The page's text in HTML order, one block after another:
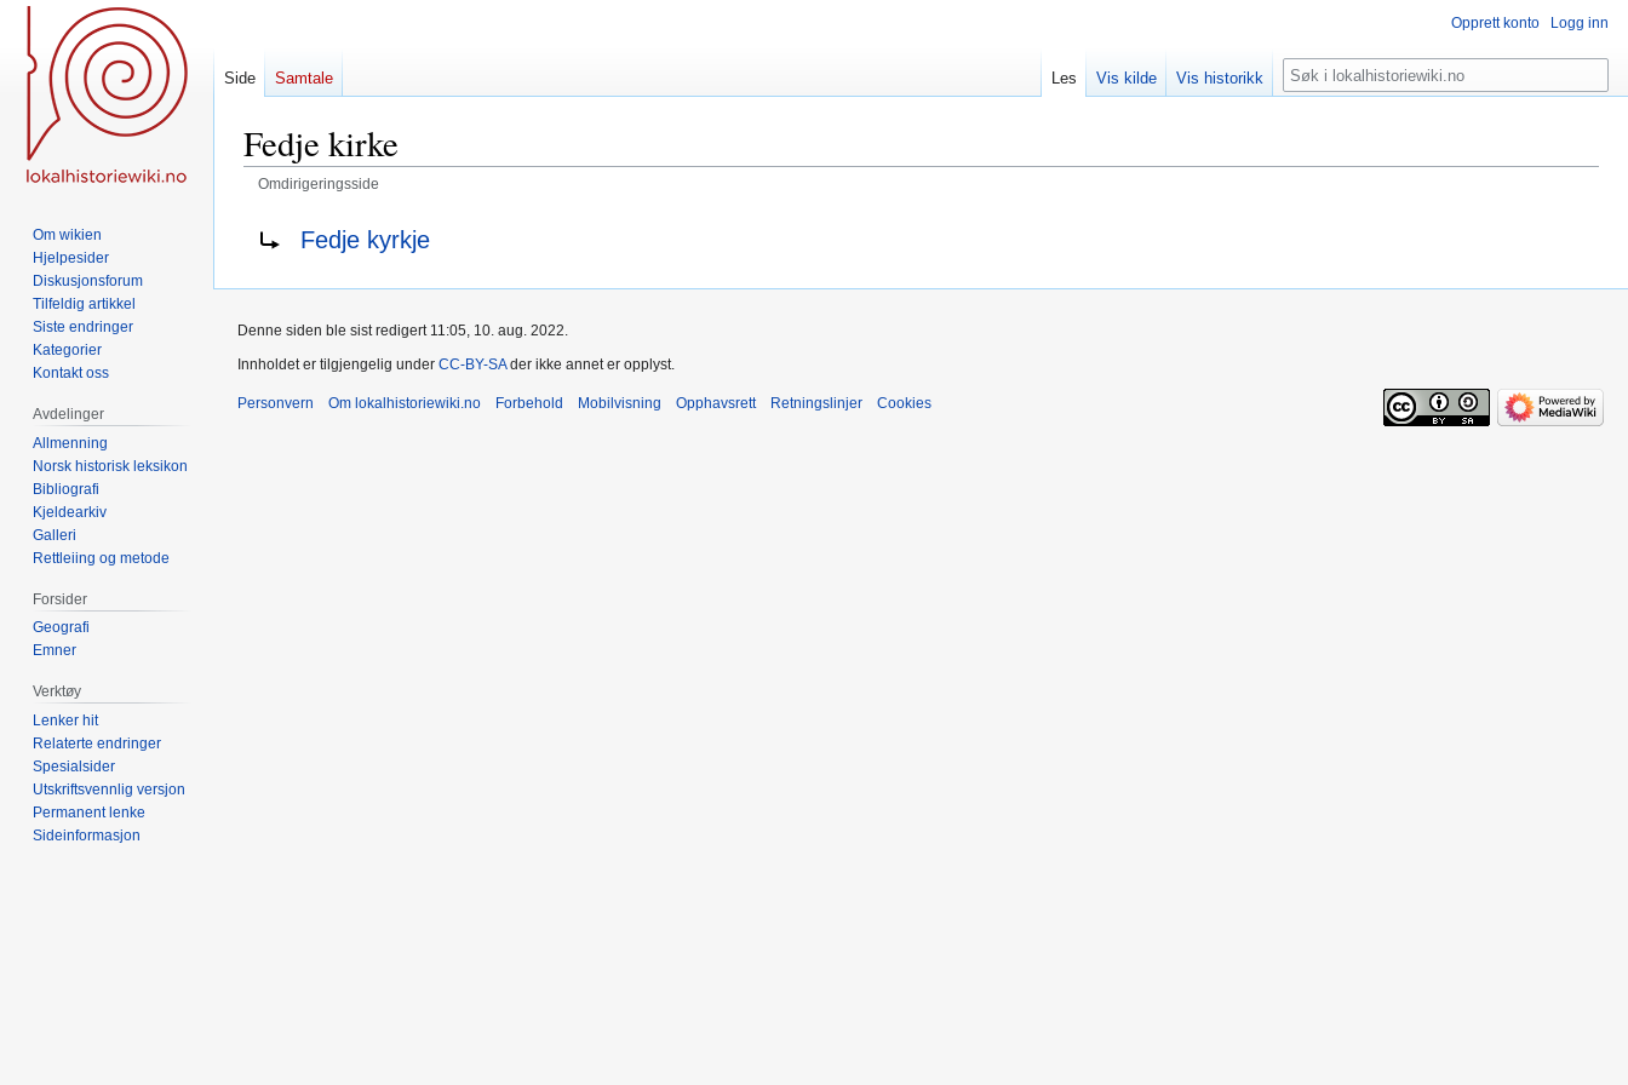
Fedje kirke
Omdirigeringsside
Omdirigering til:Fedje kyrkje
Opprett konto Logg inn
Side Samtale Les Vis kilde Vis historikk Søk
Om wikien
Hjelpesider
Diskusjonsforum
Tilfeldig artikkel
Siste endringer
Kategorier
Kontakt oss
Avdelinger
Allmenning
Norsk historisk leksikon
Bibliografi
Kjeldearkiv
Galleri
Rettleiing og metode
Forsider
Geografi
Emner
Verktøy
Lenker hit
Relaterte endringer
Spesialsider
Utskriftsvennlig versjon
Permanent lenke
Sideinformasjon
Denne siden ble sist redigert 11:05, 10. aug. 2022.
Innholdet er tilgjengelig under CC-BY-SAder ikke annet er opplyst.
Personvern Om lokalhistoriewiki.no Forbehold Mobilvisning Opphavsrett Retningslinjer Cookies